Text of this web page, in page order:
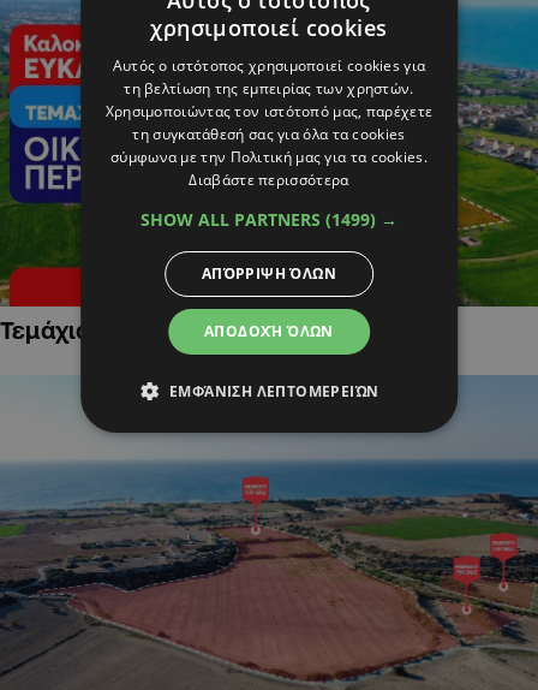
Τεμάχια Γης σε Οικιστικές Περιοχές
χρησιμοποιεί cookies
Αυτός ο ιστότοπος χρησιμοποιεί cookies για
τη βελτίωση της εμπειρίας των χρηστών.
Χρησιμοποιώντας τον ιστότοπό μας, παρέχετε
τη συγκατάθεσή σας για όλα τα cookies
σύμφωνα με την Πολιτική μας για τα cookies.
Διαβάστε περισσότερα
SHOW ALL PARTNERS (1499) →
ΑΠΟΔΟΧΉ ΌΛΩΝ
ΑΠΌΡΡΙΨΗ ΌΛΩΝ
ΕΜΦΆΝΙΣΗ ΛΕΠΤΟΜΕΡΕΙΏΝ